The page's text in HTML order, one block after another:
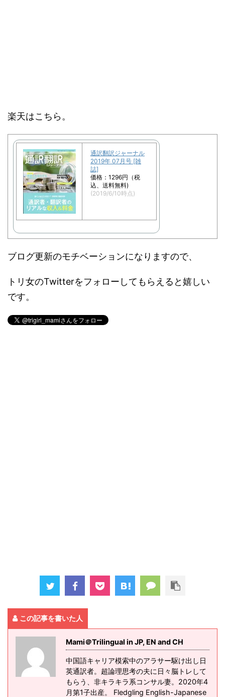
楽天はこちら。
通訳翻訳ジャーナル
2019年 07月号 [雑
誌]
価格：1296円（税
込、送料無料)
(2019/6/10時点)
ブログ更新のモチベーションになりますので、
トリ女のTwitterをフォローしてもらえると嬉しい
です。
この記事を書いた人
Mami＠Trilingual in JP, EN and CH
中国語キャリア模索中のアラサー駆け出し日
英通訳者。超論理思考の夫に日々脳トレして
もらう、非キラキラ系コンサル妻。2020年4
月第1子出産。 Fledgling English-Japanese